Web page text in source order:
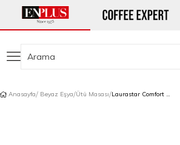
Anasayfa Beyaz Eşya Ütü Masası Laurastar Comfort Ütü Masası Beyaz